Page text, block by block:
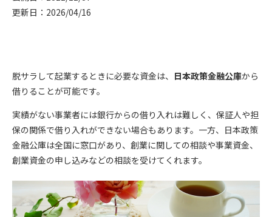
更新日：2026/04/16
脱サラして起業するときに必要な資金は、 日本政策金融公庫から
借りることが可能です。
実績がない事業者には銀行からの借り入れは難しく、保証人や担
保の関係で借り入れができない場合もあります。一方、日本政策
金融公庫は全国に窓口があり、創業に関しての相談や事業資金、
創業資金の申し込みなどの相談を受けてくれます。